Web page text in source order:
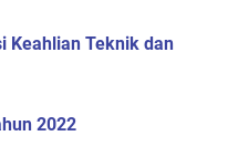
Keahlian Teknik dan
2022